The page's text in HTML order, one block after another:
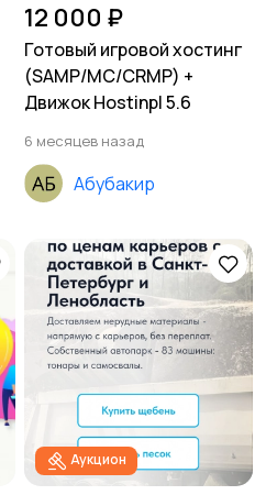
12 000 ₽
Готовый игровой хостинг
(SAMP/MC/CRMP) +
Движок Hostinpl 5.6
6 месяцев назад
Абубакир
Аукцион